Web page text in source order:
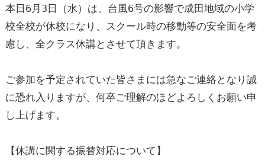
無料体験申し込み
スクール一覧
茨城県
水戸校
さいたま校
山形校
本日6月3日（水）は、台風6号の影響で成田地域の小学
校全校が休校になり、スクール時の移動等の安全面を考
慮し、全クラス休講とさせて頂きます。
ご参加を予定されていた皆さまには急なご連絡となり誠
に恐れ入りますが、何卒ご理解のほどよろしくお願い申
し上げます。
【休講に関する振替対応について】